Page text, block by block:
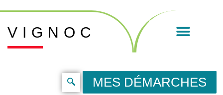
VIGNOC
MES DÉMARCHES